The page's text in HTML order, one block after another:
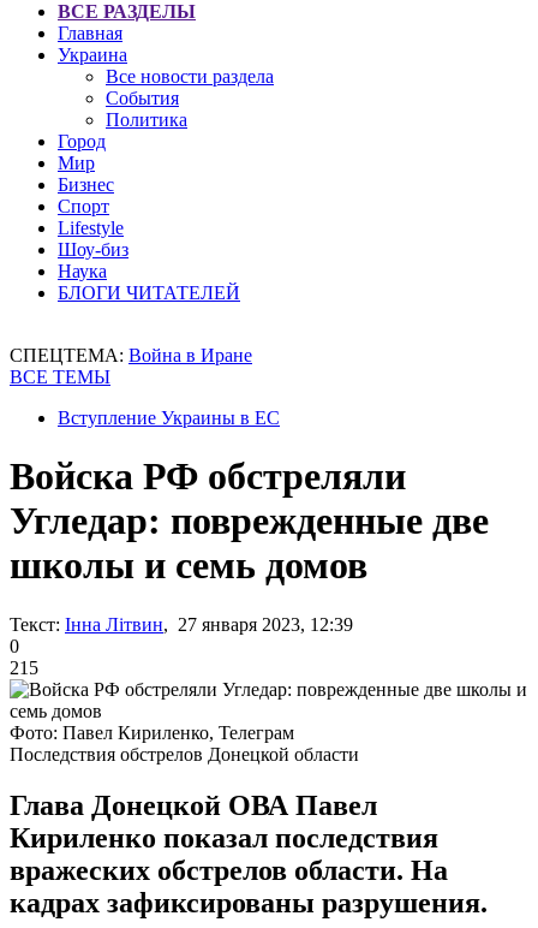
ВСЕ РАЗДЕЛЫ
Главная
Украина
Все новости раздела
События
Политика
Город
Мир
Бизнес
Спорт
Lifestyle
Шоу-биз
Наука
БЛОГИ ЧИТАТЕЛЕЙ
СПЕЦТЕМА: Война в Иране
ВСЕ ТЕМЫ
Вступление Украины в ЕС
Войска РФ обстреляли
Угледар: поврежденные две
школы и семь домов
Текст: Інна Літвин, 27 января 2023, 12:39
0
215
Фото: Павел Кириленко, Телеграм
Последствия обстрелов Донецкой области
Глава Донецкой ОВА Павел
Кириленко показал последствия
вражеских обстрелов области. На
кадрах зафиксированы разрушения.